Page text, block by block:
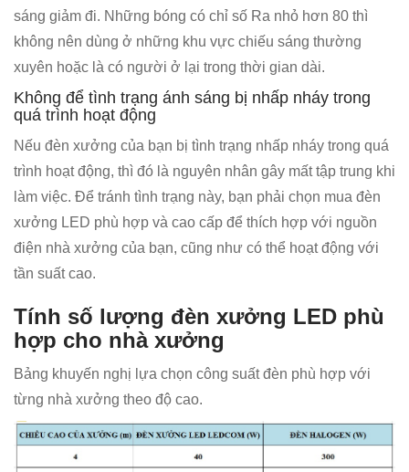
sáng giảm đi. Những bóng có chỉ số Ra nhỏ hơn 80 thì
không nên dùng ở những khu vực chiếu sáng thường
xuyên hoặc là có người ở lại trong thời gian dài.
Không để tình trạng ánh sáng bị nhấp nháy trong
quá trình hoạt động
Nếu đèn xưởng của bạn bị tình trạng nhấp nháy trong quá
trình hoạt động, thì đó là nguyên nhân gây mất tập trung khi
làm việc. Để tránh tình trạng này, bạn phải chọn mua đèn
xưởng LED phù hợp và cao cấp để thích hợp với nguồn
điện nhà xưởng của bạn, cũng như có thể hoạt động với
tần suất cao.
Tính số lượng đèn xưởng LED phù
hợp cho nhà xưởng
Bảng khuyến nghị lựa chọn công suất đèn phù hợp với
từng nhà xưởng theo độ cao.